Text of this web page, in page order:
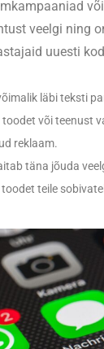
veelgi ning
uuesti
läbi teksti
või teenust
reklaam.
täna jõuda
teile